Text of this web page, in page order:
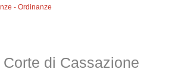
- Ordinanze
di Cassazione